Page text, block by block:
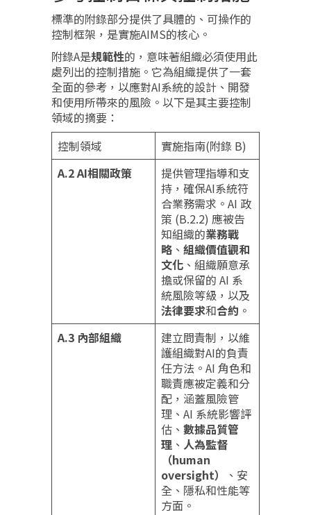
標準的附錄部分提供了具體的、可操作的
控制框架，是實施AIMS的核心。
附錄A是規範性的，意味著組織必須使用此
處列出的控制措施。它為組織提供了一套
全面的參考，以應對AI系統的設計、開發
和使用所帶來的風險。以下是其主要控制
領域的摘要：
控制領域
實施指南(附錄 B)
A.2 AI相關政策
提供管理指導和支
持，確保AI系統符
合業務需求。AI 政
策 (B.2.2) 應被告
知組織的業務戰
略 、 組織價值觀和
文化 、組織願意承
擔或保留的 AI 系
統風險等級，以及
法律要求和合約 。
A.3 內部組織
建立問責制，以維
護組織對AI的負責
任方法。AI 角色和
職責應被定義和分
配，涵蓋風險管
理、AI 系統影響評
估、 數據品質管
理 、 人為監督
（human
oversight）
、安
全、隱私和性能等
方面。